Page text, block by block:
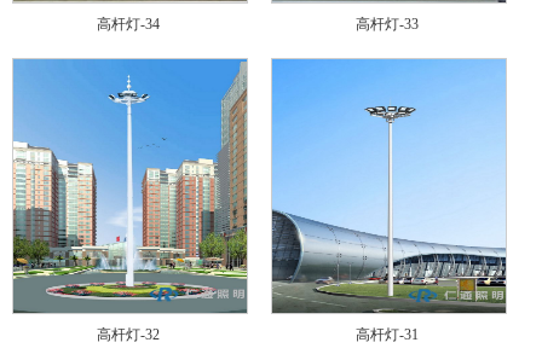
高杆灯-34 高杆灯-33
高杆灯-32 高杆灯-31